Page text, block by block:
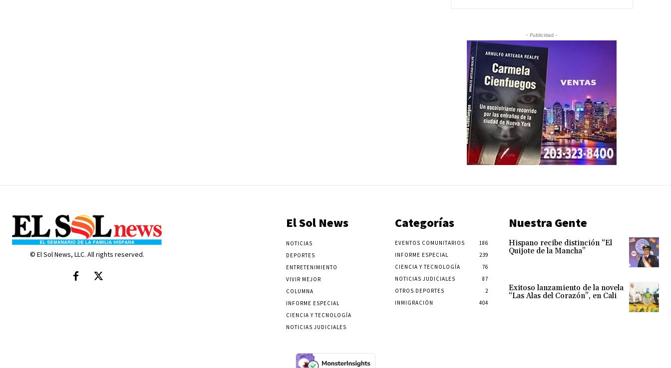
- Publicidad -
© El Sol News, LLC. All rights reserved.
El Sol News
NOTICIAS
DEPORTES
ENTRETENIMIENTO
VIVIR MEJOR
COLUMNA
INFORME ESPECIAL
CIENCIA Y TECNOLOGÍA
NOTICIAS JUDICIALES
Categorías
EVENTOS COMUNITARIOS
186
INFORME ESPECIAL
239
CIENCIA Y TECNOLOGÍA
76
NOTICIAS JUDICIALES
87
OTROS DEPORTES
2
INMIGRACIÓN
404
Nuestra Gente
Hispano recibe distinción “El
Quijote de la Mancha”
Exitoso lanzamiento de la novela
“Las Alas del Corazón”, en Cali